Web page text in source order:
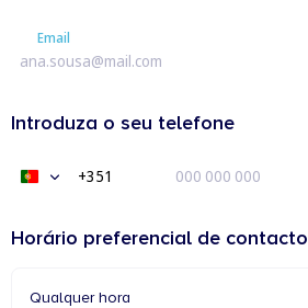
Email
Email
Introduza o seu telefone
Portugal+351
Horário preferencial de contacto
Qualquer hora